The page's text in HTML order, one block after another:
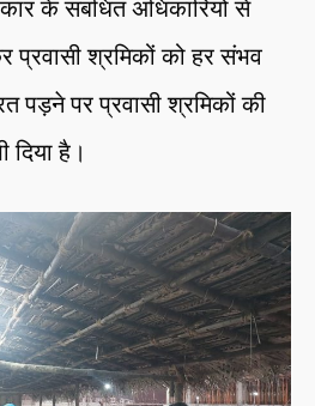
के संबंधित अधिकारियों से
प्रवासी श्रमिकों को हर संभव
पर प्रवासी श्रमिकों की
दिया है।